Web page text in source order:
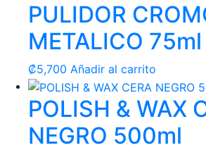
PULIDOR
METALICO 75ml
₡5,700 Añadir al carrito
POLISH & WAX
NEGRO 500ml